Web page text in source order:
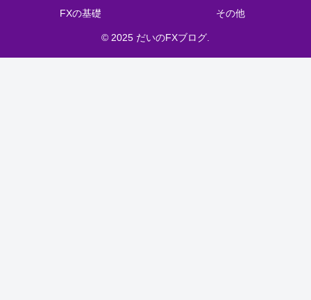
FXの基礎
その他
© 2025 だいのFXブログ.